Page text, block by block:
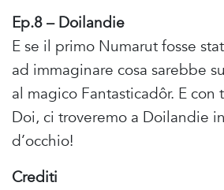
Ep.8 – Doilandie
E se il primo Numarut fosse
ad immaginare cosa sarebbe
al magico Fantasticadôr. E
Doi, ci troveremo a Doilandie
d’occhio!
Crediti